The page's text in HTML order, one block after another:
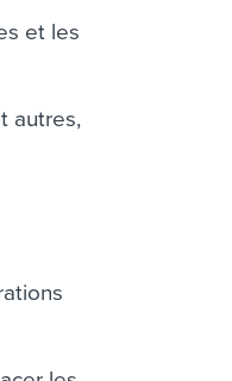
et les
autres,